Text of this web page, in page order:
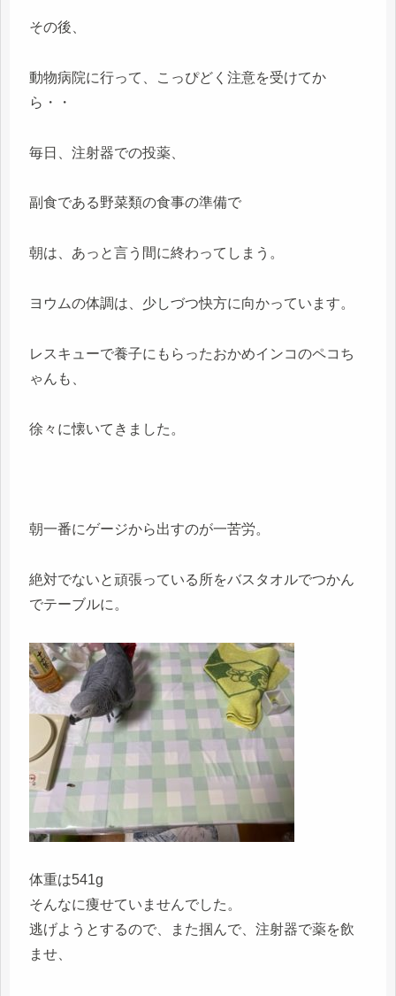
その後、
動物病院に行って、こっぴどく注意を受けてか
ら・・
毎日、注射器での投薬、
副食である野菜類の食事の準備で
朝は、あっと言う間に終わってしまう。
ヨウムの体調は、少しづつ快方に向かっています。
レスキューで養子にもらったおかめインコのペコち
ゃんも、
徐々に懐いてきました。
朝一番にゲージから出すのが一苦労。
絶対でないと頑張っている所をバスタオルでつかん
でテーブルに。
体重は541g
そんなに痩せていませんでした。
逃げようとするので、また掴んで、注射器で薬を飲
ませ、